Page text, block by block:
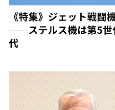
《特集》ジェット戦闘
──ステルス機は第5世
代